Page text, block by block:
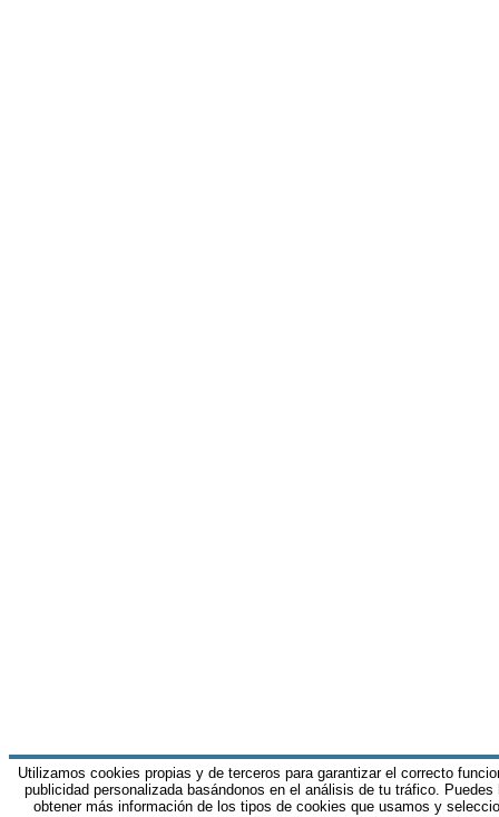
Utilizamos cookies propias y de terceros para garantizar el correcto
publicidad personalizada basándonos en el análisis de tu tráfico.
obtener más información de los tipos de cookies que usamos y